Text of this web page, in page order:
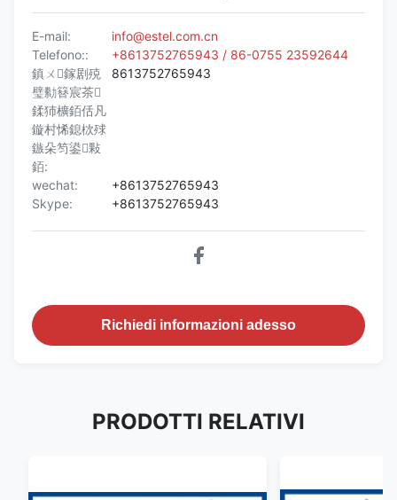
E-mail:
info@estel.com.cn
Telefono::
+8613752765943 / 86-0755 23592644
鎮ㄨ鎵剧殑
璧勬簮宸茶
鍒犻櫎銆佸凡
鏇村悕鎴栨殏
鏃朵笉鍙敤
銆:
8613752765943
wechat:
+8613752765943
Skype:
+8613752765943
Richiedi informazioni adesso
PRODOTTI RELATIVI